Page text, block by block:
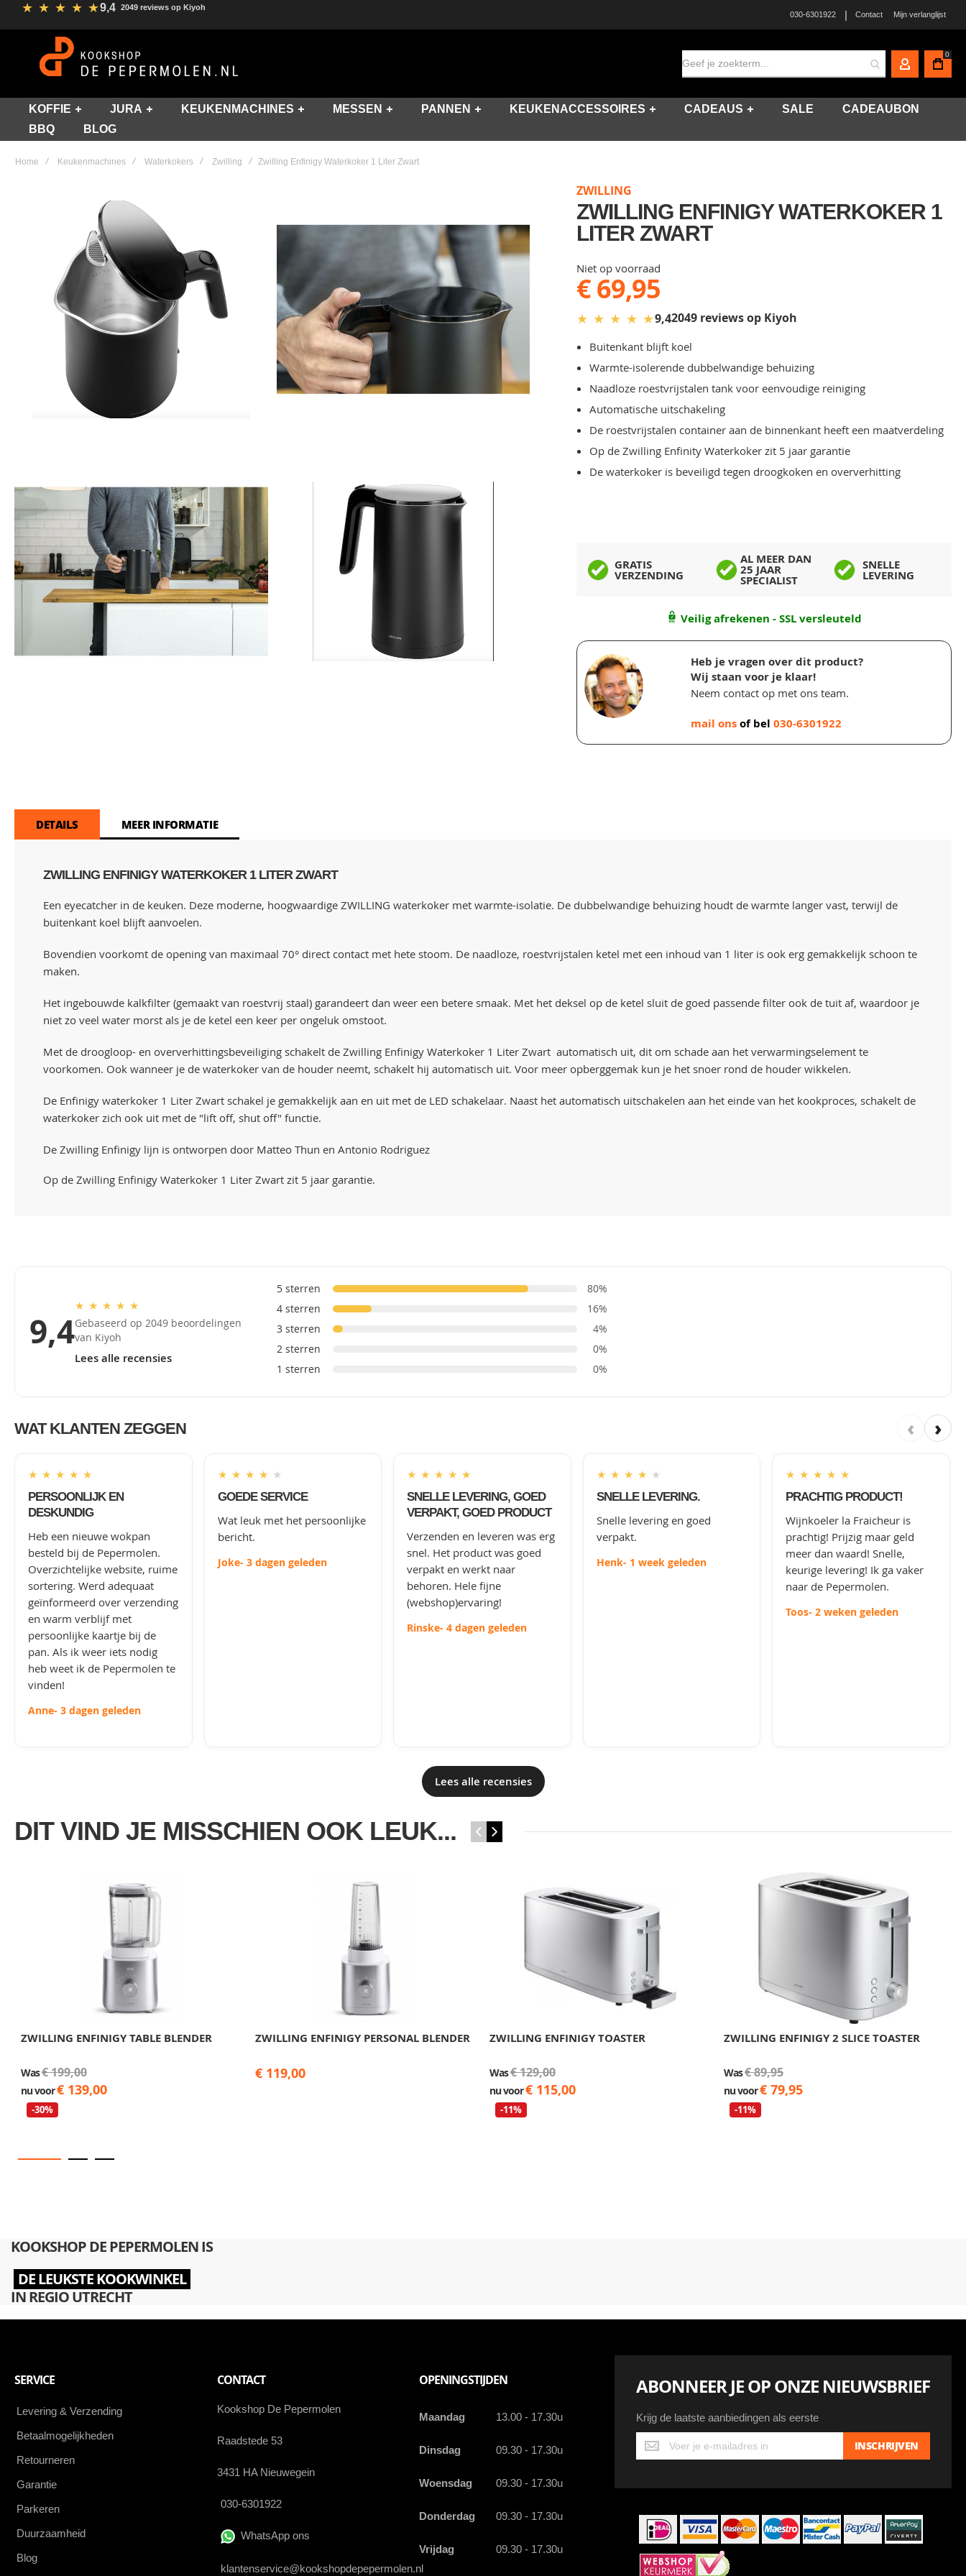
★ ★ ★ ★ ★9,4 2049 reviews op Kiyoh
030-6301922
| Contact Mijn verlanglijst
MIJN
0
KOFFIE JURA KEUKENMACHINES MESSEN PANNEN KEUKENACCESSOIRES CADEAUS SALE
CADEAUBON
BBQ
BLOG
Home Keukenmachines Waterkokers Zwilling Zwilling Enfinigy Waterkoker 1 Liter Zwart
gallery
ZWILLING
ZWILLING ENFINIGY WATERKOKER 1
LITER ZWART
Niet op voorraad
€ 69,95
★ ★ ★ ★ ★9,42049 reviews op Kiyoh
Buitenkant blijft koel
Warmte-isolerende dubbelwandige behuizing
Naadloze roestvrijstalen tank voor eenvoudige reiniging
Automatische uitschakeling
De roestvrijstalen container aan de binnenkant heeft een maatverdeling
Op de Zwilling Enfinity Waterkoker zit 5 jaar garantie
De waterkoker is beveiligd tegen droogkoken en oververhitting
GRATIS
VERZENDING
AL MEER DAN
25 JAAR
SPECIALIST
SNELLE
LEVERING
Veilig afrekenen - SSL versleuteld
Heb je vragen over dit product?
Wij staan voor je klaar!
Neem contact op met ons team.
mail onsof bel 030-6301922
DETAILS
ZWILLING ENFINIGY WATERKOKER 1 LITER ZWART
Een eyecatcher in de keuken. Deze moderne, hoogwaardige ZWILLING waterkoker met warmte-isolatie. De dubbelwandige behuizing houdt de warmte langer vast, terwijl de
buitenkant koel blijft aanvoelen.
Bovendien voorkomt de opening van maximaal 70° direct contact met hete stoom. De naadloze, roestvrijstalen ketel met een inhoud van 1 liter is ook erg gemakkelijk schoon te
maken.
Het ingebouwde kalkfilter (gemaakt van roestvrij staal) garandeert dan weer een betere smaak. Met het deksel op de ketel sluit de goed passende filter ook de tuit af, waardoor je
niet zo veel water morst als je de ketel een keer per ongeluk omstoot.
Met de droogloop- en oververhittingsbeveiliging schakelt de Zwilling Enfinigy Waterkoker 1 Liter Zwart automatisch uit, dit om schade aan het verwarmingselement te
voorkomen. Ook wanneer je de waterkoker van de houder neemt, schakelt hij automatisch uit. Voor meer opberggemak kun je het snoer rond de houder wikkelen.
De Enfinigy waterkoker 1 Liter Zwart schakel je gemakkelijk aan en uit met de LED schakelaar. Naast het automatisch uitschakelen aan het einde van het kookproces, schakelt de
waterkoker zich ook uit met de "lift off, shut off" functie.
De Zwilling Enfinigy lijn is ontworpen door Matteo Thun en Antonio Rodriguez
Op de Zwilling Enfinigy Waterkoker 1 Liter Zwart zit 5 jaar garantie.
MEER INFORMATIE
9,4
★ ★ ★ ★ ★
Gebaseerd op 2049 beoordelingen
van Kiyoh
Lees alle recensies
5 sterren
80%
4 sterren
16%
3 sterren
4%
2 sterren
0%
1 sterren
0%
WAT KLANTEN ZEGGEN ‹ ›
★ ★ ★ ★ ★
PERSOONLIJK EN
DESKUNDIG
Heb een nieuwe wokpan
besteld bij de Pepermolen.
Overzichtelijke website, ruime
sortering. Werd adequaat
geïnformeerd over verzending
en warm verblijf met
persoonlijke kaartje bij de
pan. Als ik weer iets nodig
heb weet ik de Pepermolen te
vinden!
Anne- 3 dagen geleden
★ ★ ★ ★ ★
GOEDE SERVICE
Wat leuk met het persoonlijke
bericht.
Joke- 3 dagen geleden
★ ★ ★ ★ ★
SNELLE LEVERING, GOED
VERPAKT, GOED PRODUCT
Verzenden en leveren was erg
snel. Het product was goed
verpakt en werkt naar
behoren. Hele fijne
(webshop)ervaring!
Rinske- 4 dagen geleden
★ ★ ★ ★ ★
SNELLE LEVERING.
Snelle levering en goed
verpakt.
Henk- 1 week geleden
★ ★ ★ ★ ★
PRACHTIG PRODUCT!
Wijnkoeler la Fraicheur is
prachtig! Prijzig maar geld
meer dan waard! Snelle,
keurige levering! Ik ga vaker
naar de Pepermolen.
Toos- 2 weken geleden
Lees alle recensies
DIT VIND JE MISSCHIEN OOK LEUK... ‹ ›
ZWILLING ENFINIGY TABLE BLENDER
Was€ 199,00
nu voor€ 139,00
-30%
ZWILLING ENFINIGY PERSONAL BLENDER
€ 119,00
ZWILLING ENFINIGY TOASTER
Was€ 129,00
nu voor€ 115,00
-11%
ZWILLING ENFINIGY 2 SLICE TOASTER
Was€ 89,95
nu voor€ 79,95
-11%
KOOKSHOP DE PEPERMOLEN IS
DE LEUKSTE KOOKWINKEL
IN REGIO UTRECHT
ABONNEER JE OP ONZE NIEUWSBRIEF
Krijg de laatste aanbiedingen als eerste
Krijg
de
eerste
INSCHRIJVEN
SERVICE
Levering & Verzending
Betaalmogelijkheden
Retourneren
Garantie
Parkeren
Duurzaamheid
Blog
CONTACT
Kookshop De Pepermolen
Raadstede 53
3431 HA Nieuwegein
030-6301922
WhatsApp ons
klantenservice@kookshopdepepermolen.nl
OPENINGSTIJDEN
Maandag 13.00 - 17.30u
Dinsdag 09.30 - 17.30u
Woensdag 09.30 - 17.30u
Donderdag 09.30 - 17.30u
Vrijdag 09.30 - 17.30u